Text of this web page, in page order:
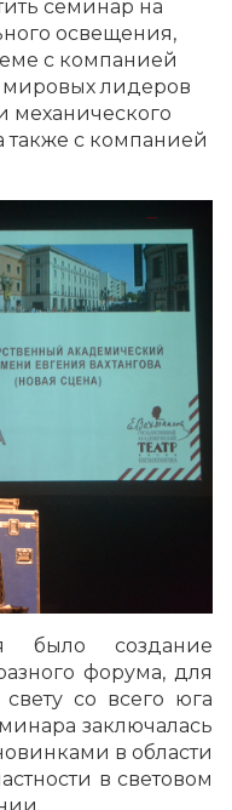
семинар на
освещения,
с компанией
мировых лидеров
механического
также с компанией
было создание
форума, для
со всего юга
заключалась
в области
в световом